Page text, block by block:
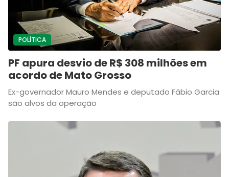
POLÍTICA
PF apura desvio de R$ 308 milhões em
acordo de Mato Grosso
Ex-governador Mauro Mendes e deputado Fábio Garcia
são alvos da operação